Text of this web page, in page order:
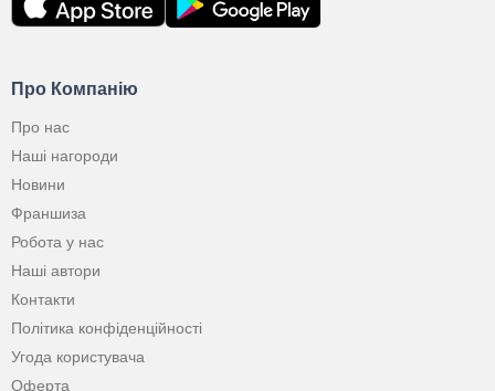
Про Компанію
Про нас
Наші нагороди
Новини
Франшиза
Робота у нас
Наші автори
Контакти
Політика конфіденційності
Угода користувача
Оферта